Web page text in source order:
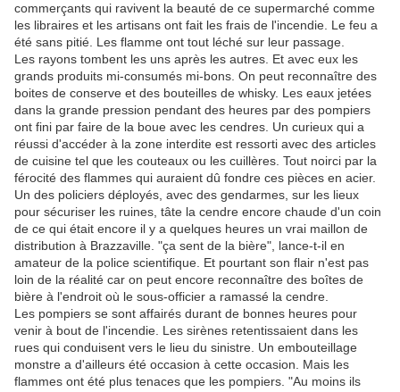
commerçants qui ravivent la beauté de ce supermarché comme
les libraires et les artisans ont fait les frais de l'incendie. Le feu a
été sans pitié. Les flamme ont tout léché sur leur passage.
Les rayons tombent les uns après les autres. Et avec eux les
grands produits mi-consumés mi-bons. On peut reconnaître des
boites de conserve et des bouteilles de whisky. Les eaux jetées
dans la grande pression pendant des heures par des pompiers
ont fini par faire de la boue avec les cendres. Un curieux qui a
réussi d'accéder à la zone interdite est ressorti avec des articles
de cuisine tel que les couteaux ou les cuillères. Tout noirci par la
férocité des flammes qui auraient dû fondre ces pièces en acier.
Un des policiers déployés, avec des gendarmes, sur les lieux
pour sécuriser les ruines, tâte la cendre encore chaude d'un coin
de ce qui était encore il y a quelques heures un vrai maillon de
distribution à Brazzaville. "ça sent de la bière", lance-t-il en
amateur de la police scientifique. Et pourtant son flair n'est pas
loin de la réalité car on peut encore reconnaître des boîtes de
bière à l'endroit où le sous-officier a ramassé la cendre.
Les pompiers se sont affairés durant de bonnes heures pour
venir à bout de l'incendie. Les sirènes retentissaient dans les
rues qui conduisent vers le lieu du sinistre. Un embouteillage
monstre a d'ailleurs été occasion à cette occasion. Mais les
flammes ont été plus tenaces que les pompiers. "Au moins ils